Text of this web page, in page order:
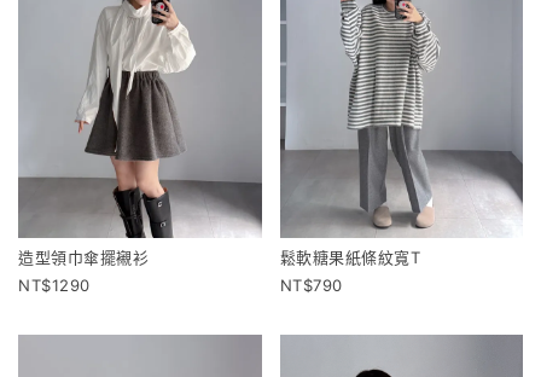
造型領巾傘擺襯衫
1290
鬆軟糖果紙條紋寬T
790